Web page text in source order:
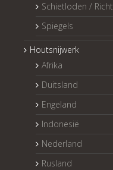
Schietloden /
Spiegels
Houtsnijwerk
Afrika
Duitsland
Engeland
Indonesië
Nederland
Rusland